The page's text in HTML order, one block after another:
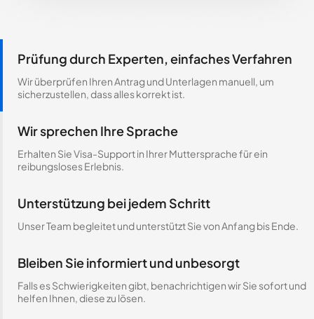
Prüfung durch Experten, einfaches Verfahren
Wir überprüfen Ihren Antrag und Unterlagen manuell, um
sicherzustellen, dass alles korrekt ist.
Wir sprechen Ihre Sprache
Erhalten Sie Visa-Support in Ihrer Muttersprache für ein
reibungsloses Erlebnis.
Unterstützung bei jedem Schritt
Unser Team begleitet und unterstützt Sie von Anfang bis Ende.
Bleiben Sie informiert und unbesorgt
Falls es Schwierigkeiten gibt, benachrichtigen wir Sie sofort und
helfen Ihnen, diese zu lösen.